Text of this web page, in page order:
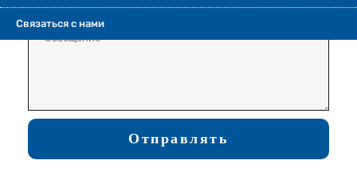
Связаться с нами
видео.
Отправлять